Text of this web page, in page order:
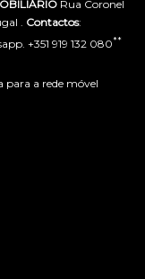
Rua Coronel
. Contactos:
+351 919 132 080**
para a rede móvel